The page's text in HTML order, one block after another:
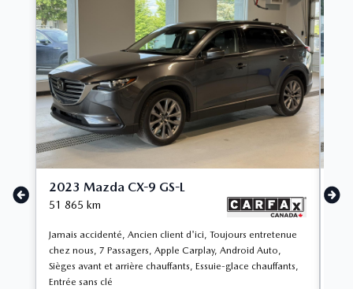
2023 Mazda CX-9 GS-L
51 865 km
Jamais accidenté, Ancien client d'ici, Toujours entretenue
chez nous, 7 Passagers, Apple Carplay, Android Auto,
Sièges avant et arrière chauffants, Essuie-glace chauffants,
Entrée sans clé
71